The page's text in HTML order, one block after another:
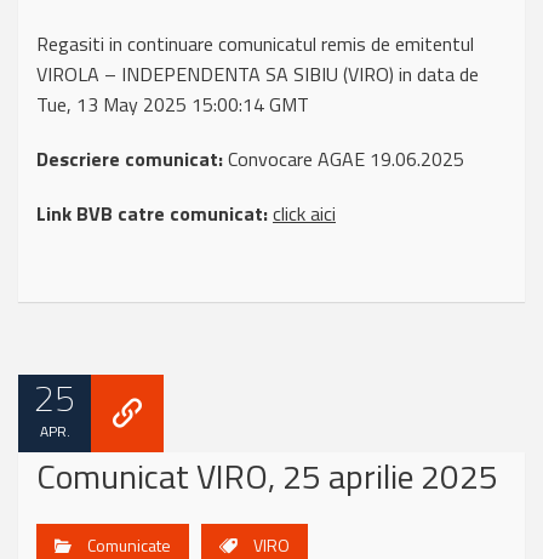
Regasiti in continuare comunicatul remis de emitentul
VIROLA – INDEPENDENTA SA SIBIU (VIRO) in data de
Tue, 13 May 2025 15:00:14 GMT
Descriere comunicat:Convocare AGAE 19.06.2025
Link BVB catre comunicat:click aici
25
APR.
Comunicat VIRO, 25 aprilie 2025
Comunicate VIRO